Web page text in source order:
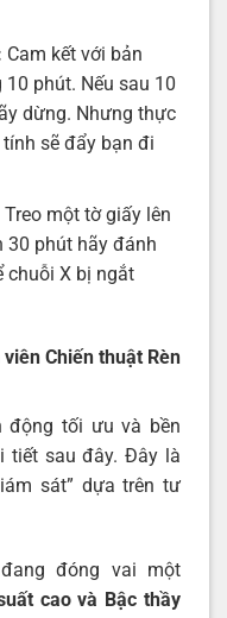
Cam kết với bản
phút. Nếu sau 10
dừng. Nhưng thực
sẽ đẩy bạn đi
Treo một tờ giấy lên
30 phút hãy đánh
chuỗi X bị ngắt
Chiến thuật Rèn
động tối ưu và bền
tiết sau đây. Đây là
sát” dựa trên tư
đóng vai một
cao và Bậc thầy